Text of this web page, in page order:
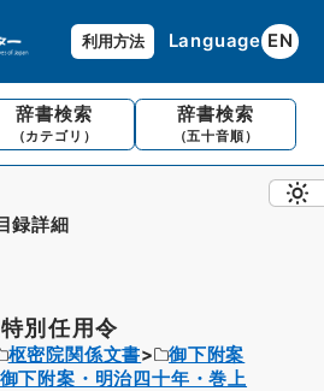
利用方法 Language EN
辞書検索
（カテゴリ）
辞書検索
（五十音順）
録詳細
別任用令
枢密院関係文書
御下附案
下附案・明治四十年・巻上